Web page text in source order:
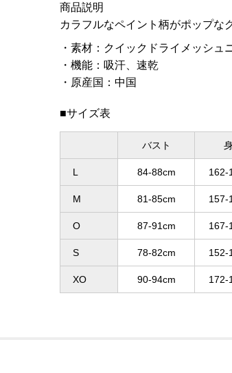
商品説明
カラフルなペイント柄がポップな
素材 ： クイックドライメッシュ
機能 ： 吸汗、速乾
原産国 ： 中国
■サイズ表
バスト
L 84-88cm 162-
M 81-85cm 157-
O 87-91cm 167-
S 78-82cm 152-
XO 90-94cm 172-